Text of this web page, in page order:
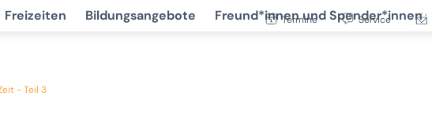
Termine Service
Freizeiten Bildungsangebote Freund*innen und Spender*innen
- Teil 3